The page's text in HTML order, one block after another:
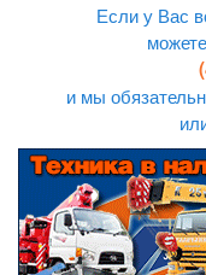
Если у Вас
и мы